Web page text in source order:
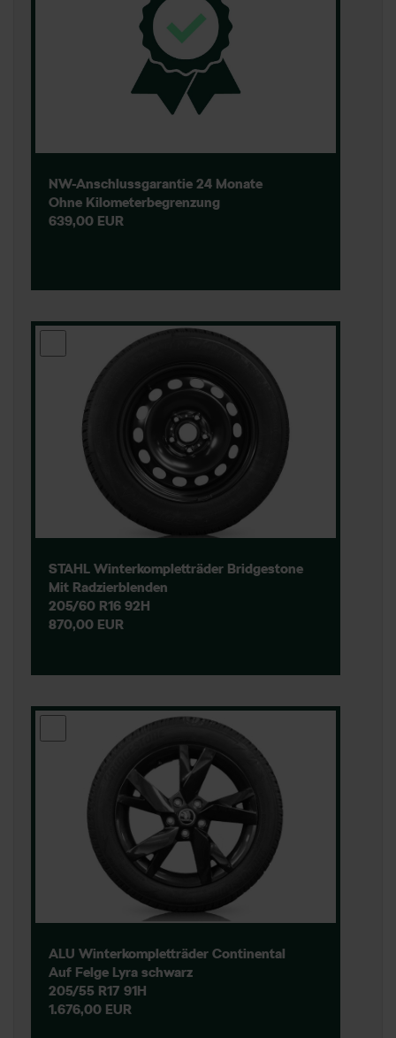
NW-Anschlussgarantie 24 Monate
Ohne Kilometerbegrenzung
639,00 EUR
STAHL Winterkompletträder Bridgestone
Mit Radzierblenden
205/60 R16 92H
870,00 EUR
ALU Winterkompletträder Continental
Auf Felge Lyra schwarz
205/55 R17 91H
1.676,00 EUR